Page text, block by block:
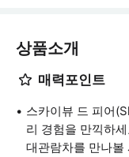
상품소개
매력포인트
스카이뷰 드 피어
리 경험을 만끽하
대관람차를 만나볼